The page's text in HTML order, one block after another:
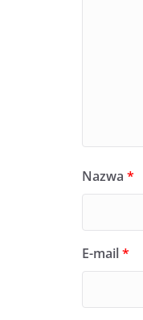
Nazwa *
E-mail*